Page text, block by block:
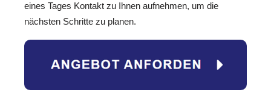
eines Tages Kontakt zu Ihnen aufnehmen, um die
nächsten Schritte zu planen.